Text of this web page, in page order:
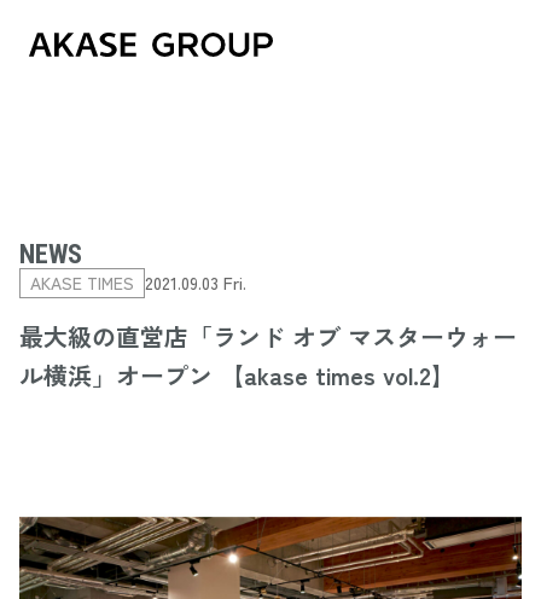
NEWS
AKASE TIMES 2021.09.03 Fri.
最大級の直営店「ランド オブ マスターウォー
ル横浜」オープン 【akase times vol.2】